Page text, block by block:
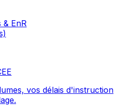
EnR
vos délais d'instruction